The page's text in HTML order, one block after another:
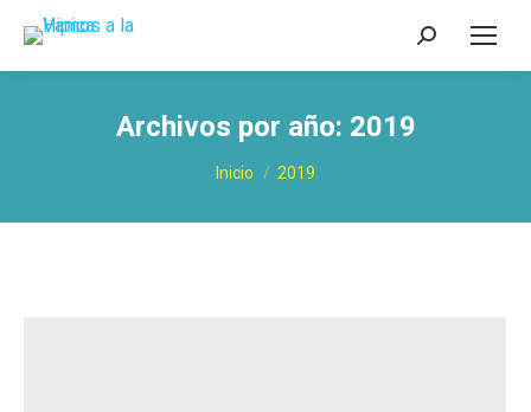
Buscar:
Archivos por año: 2019
Estás aquí:
Inicio 2019